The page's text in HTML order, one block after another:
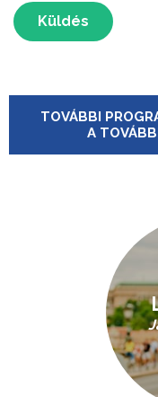
Küldés
TOVÁBBI
A